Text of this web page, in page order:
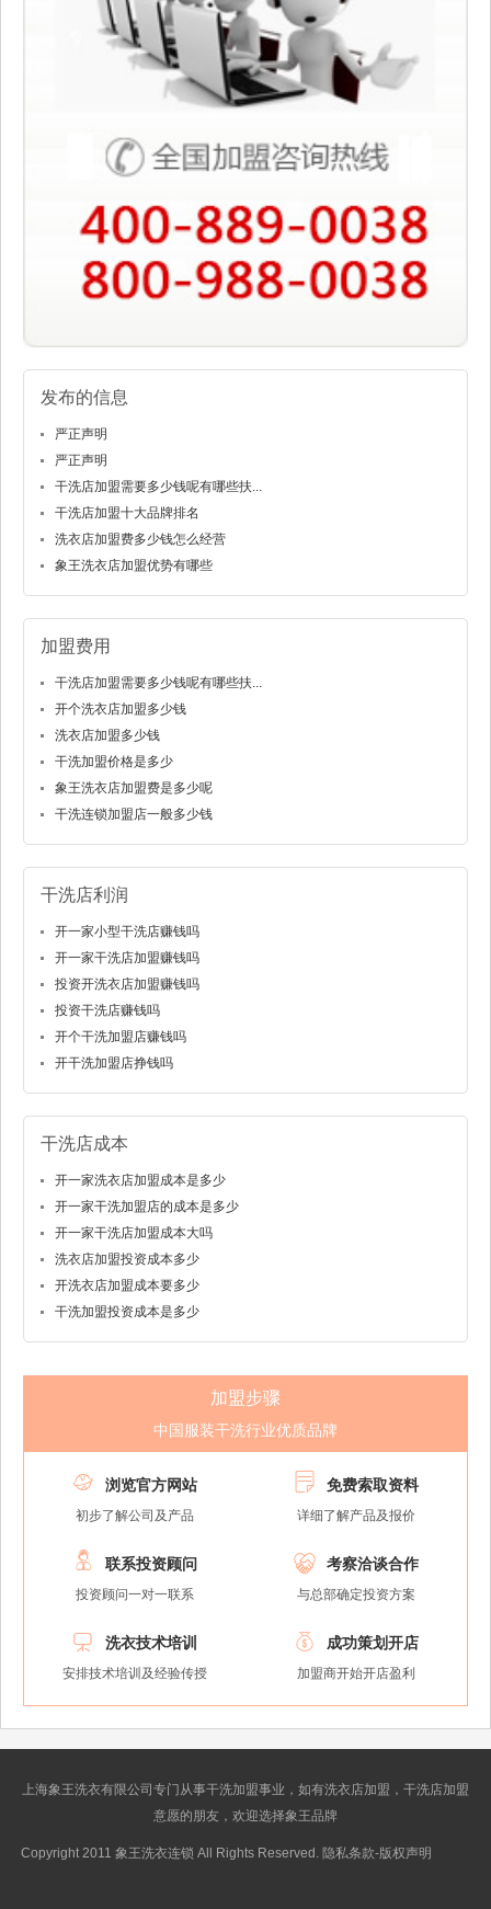
发布的信息
严正声明
严正声明
干洗店加盟需要多少钱呢有哪些扶...
干洗店加盟十大品牌排名
洗衣店加盟费多少钱怎么经营
象王洗衣店加盟优势有哪些
加盟费用
干洗店加盟需要多少钱呢有哪些扶...
开个洗衣店加盟多少钱
洗衣店加盟多少钱
干洗加盟价格是多少
象王洗衣店加盟费是多少呢
干洗连锁加盟店一般多少钱
干洗店利润
开一家小型干洗店赚钱吗
开一家干洗店加盟赚钱吗
投资开洗衣店加盟赚钱吗
投资干洗店赚钱吗
开个干洗加盟店赚钱吗
开干洗加盟店挣钱吗
干洗店成本
开一家洗衣店加盟成本是多少
开一家干洗加盟店的成本是多少
开一家干洗店加盟成本大吗
洗衣店加盟投资成本多少
开洗衣店加盟成本要多少
干洗加盟投资成本是多少
加盟步骤
中国服装干洗行业优质品牌
 浏览官方网站
初步了解公司及产品
 免费索取资料
详细了解产品及报价
 联系投资顾问
投资顾问一对一联系
 考察洽谈合作
与总部确定投资方案
 洗衣技术培训
安排技术培训及经验传授
 成功策划开店
加盟商开始开店盈利
上海象王洗衣有限公司专门从事干洗加盟事业，如有洗衣店加盟，干洗店加盟
意愿的朋友，欢迎选择象王品牌
Copyright 2011 象王洗衣连锁 All Rights Reserved. 隐私条款-版权声明